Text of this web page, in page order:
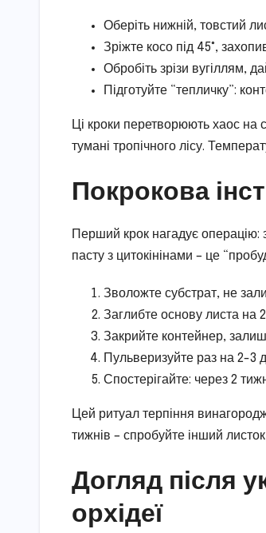
Оберіть нижній, товстий
Зріжте косо під 45°,
Обробіть зрізи вугіллям,
Підготуйте “тепличку”:
Ці кроки перетворюють хаос на
тумані тропічного лісу.
Покрокова
Перший крок нагадує операцію:
пасту з цитокінінами – це
Зволожте субстрат, не
Заглибте основу листа на
Закрийте контейнер,
Пульверизуйте раз на 2-3
Спостерігайте: через 2
Цей ритуал терпіння
тижнів – спробуйте інший
Догляд після
орхідеї